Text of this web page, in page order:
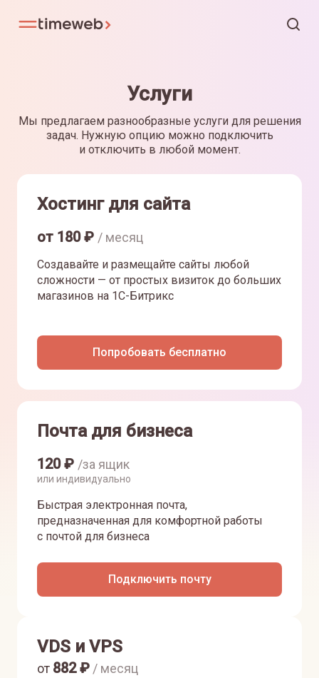
Услуги
Мы предлагаем разнообразные услуги для решения
задач. Нужную опцию можно подключить
и отключить в любой момент.
Хостинг для сайта
от 180₽ / месяц
Создавайте и размещайте сайты любой
сложности — от простых визиток до больших
магазинов на 1С-Битрикс
Попробовать бесплатно
Почта для бизнеса
120₽ /за ящик
или индивидуально
Быстрая электронная почта,
предназначенная для комфортной работы
с почтой для бизнеса
Подключить почту
VDS и VPS
от 882₽ / месяц